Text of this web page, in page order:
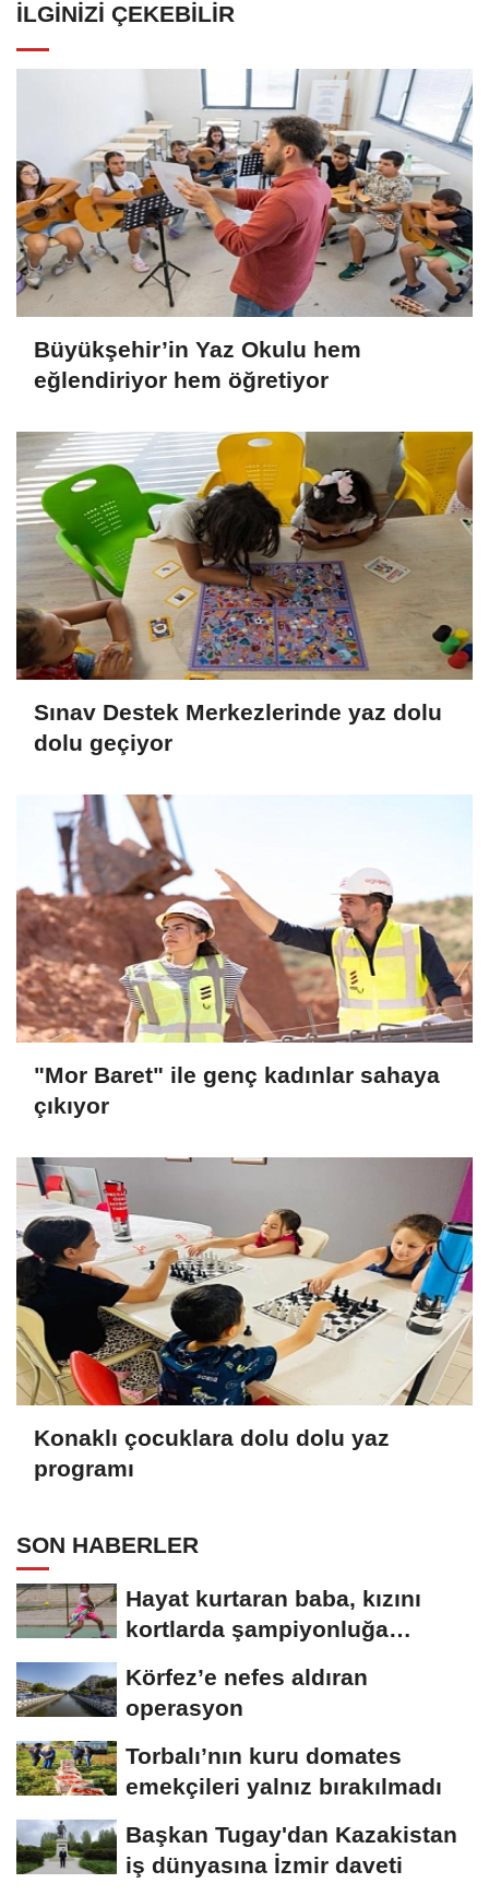
İLGINIZI ÇEKEBILIR
Büyükşehir’in Yaz Okulu hem
eğlendiriyor hem öğretiyor
Sınav Destek Merkezlerinde yaz dolu
dolu geçiyor
"Mor Baret" ile genç kadınlar sahaya
çıkıyor
Konaklı çocuklara dolu dolu yaz
programı
SON HABERLER
Hayat kurtaran baba, kızını
kortlarda şampiyonluğa
Körfez’e nefes aldıran
operasyon
Torbalı’nın kuru domates
emekçileri yalnız bırakılmadı
Başkan Tugay'dan Kazakistan
iş dünyasına İzmir daveti